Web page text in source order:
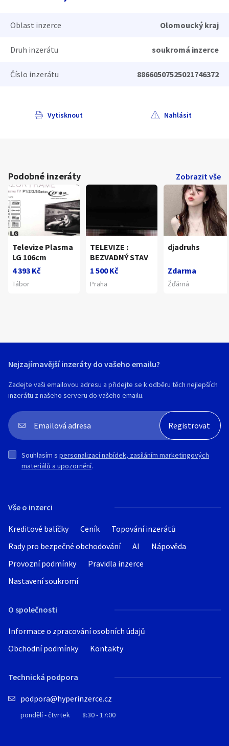
Oblast inzerce Olomoucký kraj
Druh inzerátu soukromá inzerce
Číslo inzerátu 88660507525021746372
Vytisknout Nahlásit
Podobné inzeráty Zobrazit vše
Televize Plasma
LG 106cm
4 393 Kč
Tábor
TELEVIZE :
BEZVADNÝ STAV
1 500 Kč
Praha
djadruhs
Zdarma
Žďárná
Vše o inzerci
Kreditové balíčky Ceník
Topování inzerátů
Rady pro bezpečné obchodování
AI
Nápověda
Provozní podmínky
Pravidla inzerce
Nastavení soukromí
O společnosti
Informace o zpracování osobních údajů
Obchodní podmínky
Kontakty
Technická podpora
podpora@hyperinzerce.cz
pondělí - čtvrtek 8:30 - 17:00
Nejzajímavější inzeráty do vašeho emailu?
Zadejte vaši emailovou adresu a přidejte se k odběru těch nejlepších
inzerátu z našeho serveru do vašeho emailu.
Souhlasím s personalizací nabídek, zasíláním marketingových
materiálů a upozornění.